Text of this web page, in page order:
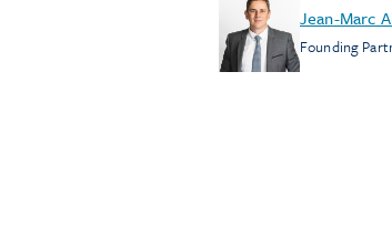
Jean-Marc
Founding